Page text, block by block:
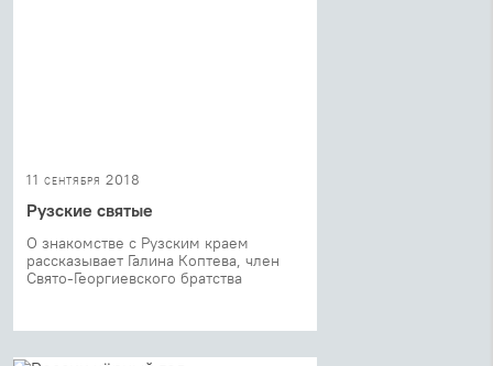
11 сентября 2018
Рузские святые
О знакомстве с Рузским краем
рассказывает Галина Коптева, член
Свято-Георгиевского братства